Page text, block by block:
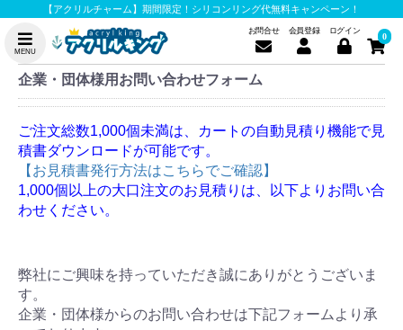
【アクリルチャーム】期間限定！シリコンリング代無料キャンペーン！
MENU
お問合せ 会員登録 ログイン
0
企業・団体様用お問い合わせフォーム
ご注文総数1,000個未満は、カートの自動見積り機能で見
積書ダウンロードが可能です。
【お見積書発行方法はこちらでご確認】
1,000個以上の大口注文のお見積りは、以下よりお問い合
わせください。
弊社にご興味を持っていただき誠にありがとうございま
す。
企業・団体様からのお問い合わせは下記フォームより承